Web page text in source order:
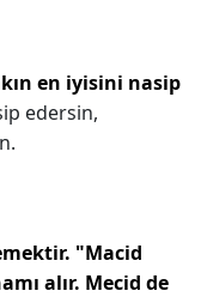
en iyisini nasip
edersin,
"Macid
alır. Mecid de